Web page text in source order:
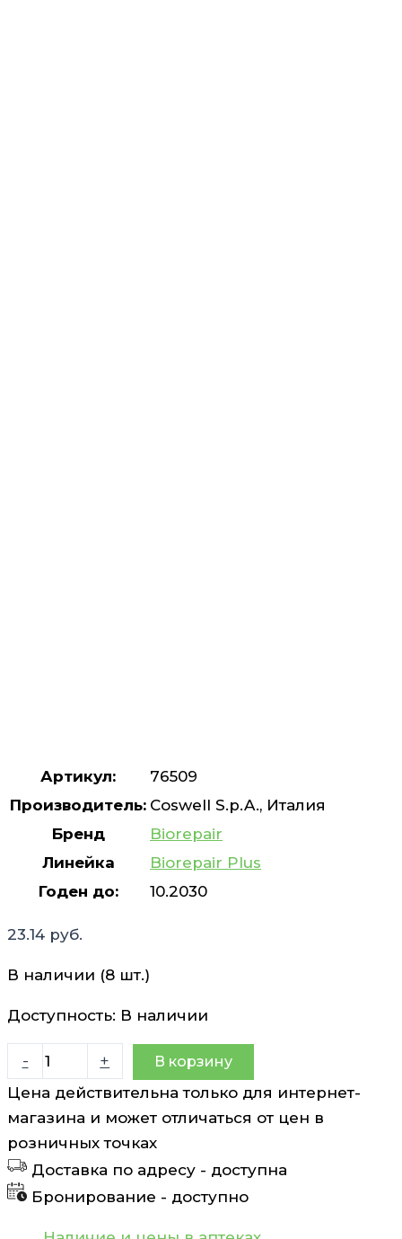
Артикул:
76509
Производитель: Coswell S.p.A., Италия
Бренд
Biorepair
Линейка
Biorepair Plus
Годен до:
10.2030
23.14 руб.
В наличии (8 шт.)
Доступность: В наличии
-
Количество
товара
Зубная
Sensitive
teeth
для
чувствительных
+ В корзину
Цена действительна только для интернет-
магазина и может отличаться от цен в
розничных точках
Доставка по адресу - доступна
Бронирование - доступно